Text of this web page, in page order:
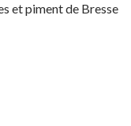
et piment de Bresse